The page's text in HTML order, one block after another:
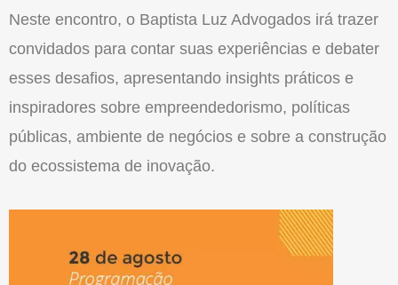
Neste encontro, o Baptista Luz Advogados irá trazer
convidados para contar suas experiências e debater
esses desafios, apresentando insights práticos e
inspiradores sobre empreendedorismo, políticas
públicas, ambiente de negócios e sobre a construção
do ecossistema de inovação.